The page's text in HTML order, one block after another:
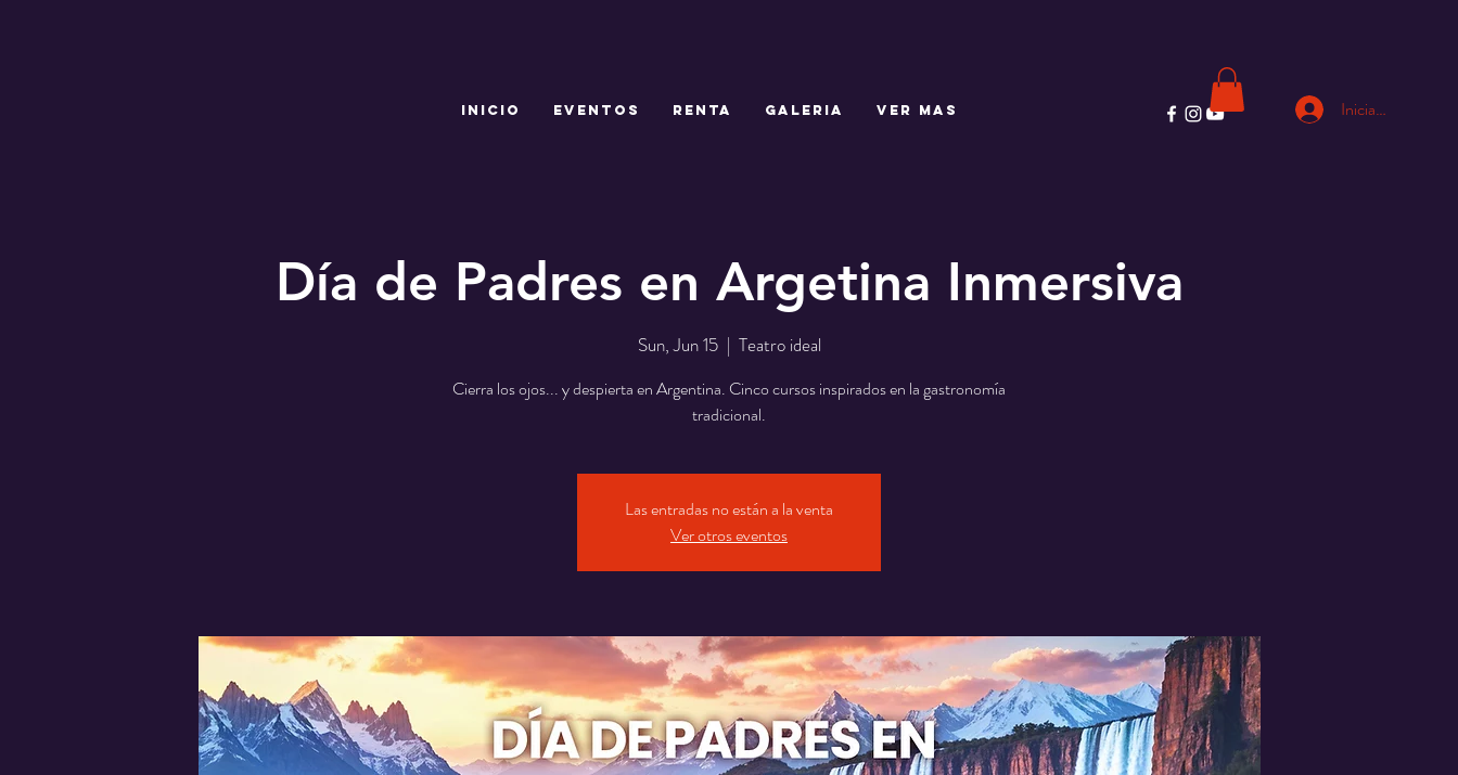
INICIO EVENTOS RENTA GALERIA Ver mas Iniciar sesión
Día de Padres en Argetina Inmersiva
Sun, Jun 15
  |
Teatro ideal
Cierra los ojos... y despierta en Argentina. Cinco cursos inspirados en la gastronomía
tradicional.
Las entradas no están a la venta
Ver otros eventos